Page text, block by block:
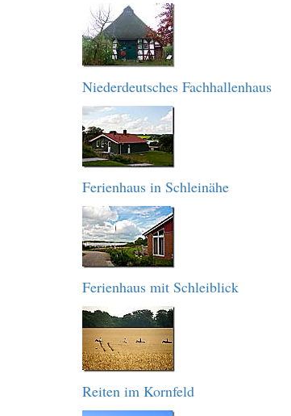
Niederdeutsches Fachhallenhaus
Ferienhaus in Schleinähe
Ferienhaus mit Schleiblick
Reiten im Kornfeld